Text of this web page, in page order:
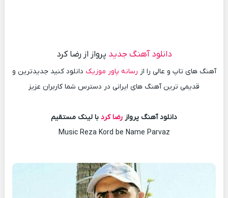
دانلود آهنگ جدید پرواز از رضا کرد
آهنگ های تاپ و عالی را از رسانه پاور موزیک دانلود کنید جدیدترین و
قدیمی ترین آهنگ های ایرانی در دسترس شما کاربران عزیز
دانلود آهنگ پرواز رضا کرد با لینک مستقیم
Music Reza Kord be Name Parvaz